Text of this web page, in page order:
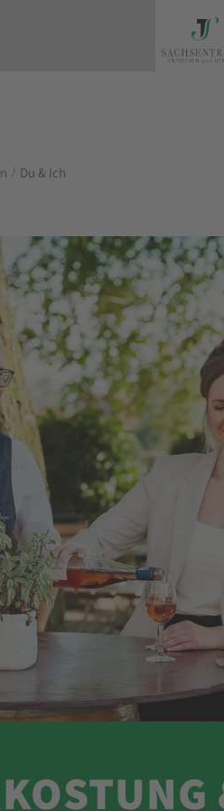
Du & Ich
IN
uns die
DU
Stadt, Wein,
Träume: Der